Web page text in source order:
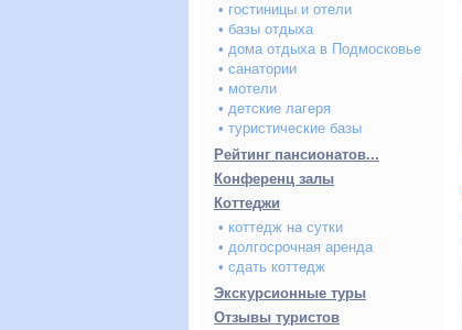
• гостиницы и отели
• базы отдыха
• дома отдыха в Подмосковье
• санатории
• мотели
• детские лагеря
• туристические базы
Рейтинг пансионатов...
Конференц залы
Коттеджи
• коттедж на сутки
• долгосрочная аренда
• сдать коттедж
Экскурсионные туры
Отзывы туристов